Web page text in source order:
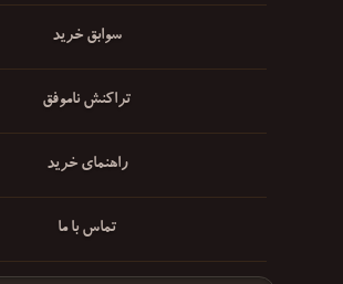
سوابق خرید
تراکنش ناموفق
راهنمای خرید
تماس با ما